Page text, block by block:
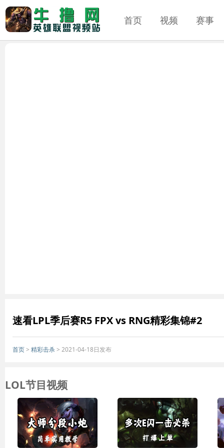
首页 视频 赛事
速看LPL季后赛R5 FPX vs RNG精彩集锦#2
首页> 精彩击杀> 2021-04-18日发布
LOL节目视频